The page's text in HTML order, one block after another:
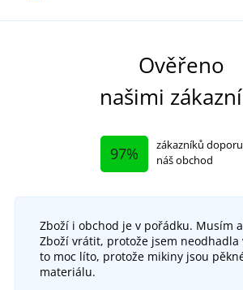
Ověřeno
našimi
97%
zákazníků
náš obchod
Zboží i obchod je v pořádku. Musím
Zboží vrátit, protože jsem neodhadla
to moc líto, protože mikiny jsou
materiálu.